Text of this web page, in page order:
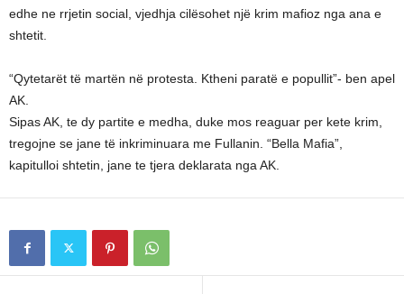
edhe ne rrjetin social, vjedhja cilësohet një krim mafioz nga ana e
shtetit.
“Qytetarët të martën në protesta. Ktheni paratë e popullit”- ben apel
AK.
Sipas AK, te dy partite e medha, duke mos reaguar per kete krim,
tregojne se jane të inkriminuara me Fullanin. “Bella Mafia”,
kapitulloi shtetin, jane te tjera deklarata nga AK.